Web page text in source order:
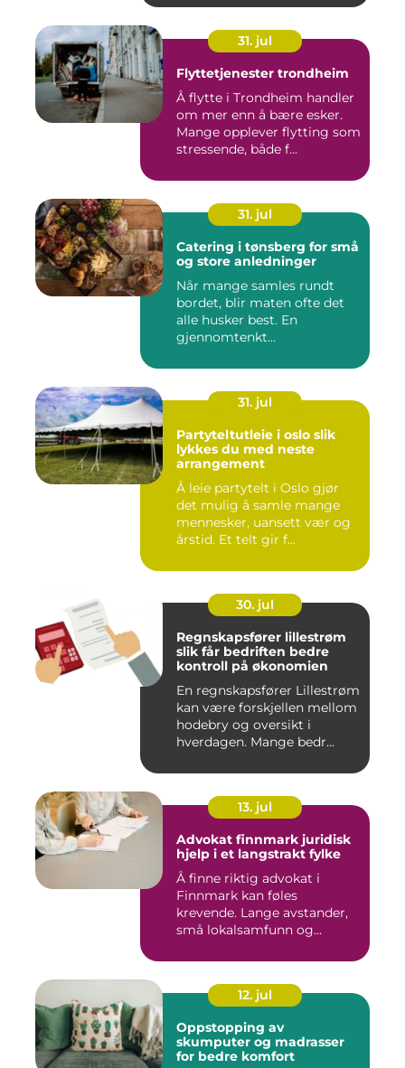
31. jul
Flyttetjenester trondheim
Å flytte i Trondheim handler
om mer enn å bære esker.
Mange opplever flytting som
stressende, både f...
31. jul
Catering i tønsberg for små
og store anledninger
Når mange samles rundt
bordet, blir maten ofte det
alle husker best. En
gjennomtenkt
31. jul
Partyteltutleie i oslo slik
lykkes du med neste
arrangement
Å leie partytelt i Oslo gjør
det mulig å samle mange
mennesker, uansett vær og
årstid. Et telt gir f...
30. jul
Regnskapsfører lillestrøm
slik får bedriften bedre
kontroll på økonomien
En regnskapsfører Lillestrøm
kan være forskjellen mellom
hodebry og oversikt i
hverdagen. Mange bedr...
13. jul
Advokat finnmark juridisk
hjelp i et langstrakt fylke
Å finne riktig advokat i
Finnmark kan føles
krevende. Lange avstander,
små lokalsamfunn og
12. jul
Oppstopping av
skumputer og madrasser
for bedre komfort